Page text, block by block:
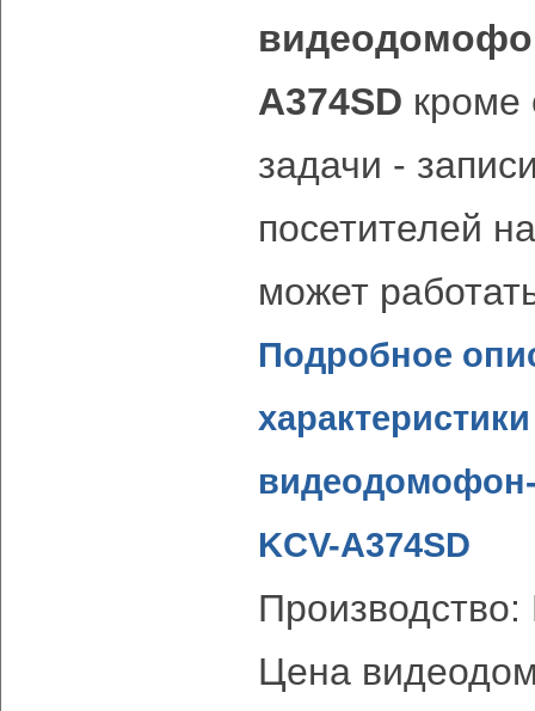
A374SD кроме
задачи -
посетителей
может
Подробное
KCV-A374SD
Цена